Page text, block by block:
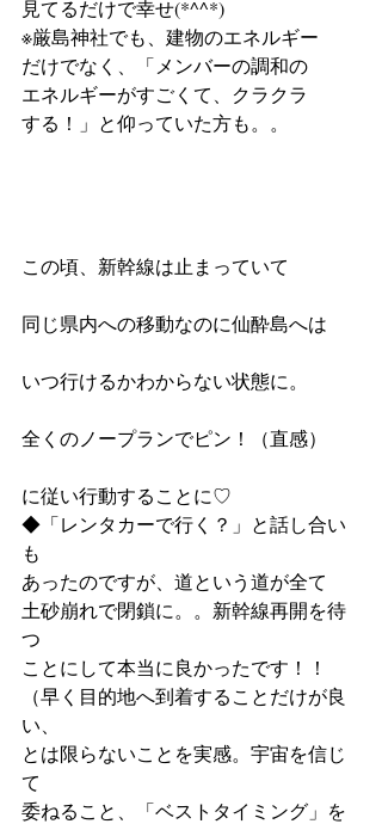
見てるだけで幸せ(*^^*)
※厳島神社でも、建物のエネルギー
だけでなく、「メンバーの調和の
エネルギーがすごくて、クラクラ
する！」と仰っていた方も。。
この頃、新幹線は止まっていて
同じ県内への移動なのに仙酔島へは
いつ行けるかわからない状態に。
全くのノープランでピン！（直感）
に従い行動することに♡
◆「レンタカーで行く？」と話し合い
も
あったのですが、道という道が全て
土砂崩れで閉鎖に。。新幹線再開を待
つ
ことにして本当に良かったです！！
（早く目的地へ到着することだけが良
い、
とは限らないことを実感。宇宙を信じ
て
委ねること、「ベストタイミング」を